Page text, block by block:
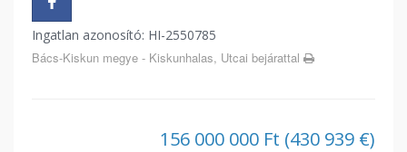
Ingatlan azonosító: HI-2550785
Bács-Kiskun megye - Kiskunhalas, Utcai bejárattal
156 000 000 Ft (430 939 €)